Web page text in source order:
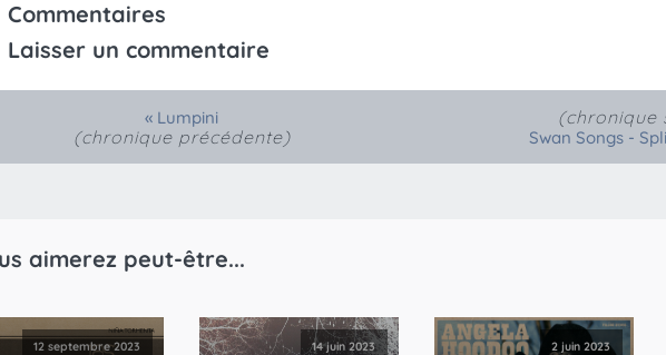
Commentaires
Laisser un commentaire
« Lumpini
(chronique précédente)
(chronique
Swan Songs -
aimerez peut-être...
12 septembre 2023 14 juin 2023 2 juin 2023